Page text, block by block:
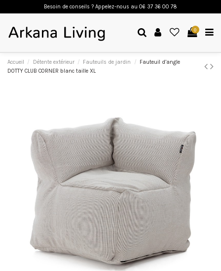
Besoin de conseils ? Appelez-nous au 06 37 36 00 78
0
Accueil Détente extérieur Fauteuils de jardin
Fauteuil d’angle
DOTTY CLUB CORNER blanc taille XL